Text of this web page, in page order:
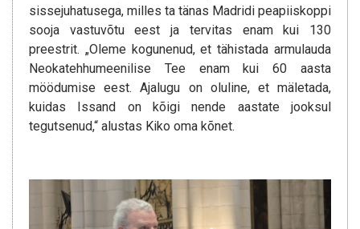
sissejuhatusega, milles ta tänas Madridi peapiiskoppi
sooja vastuvõtu eest ja tervitas enam kui 130
preestrit. „Oleme kogunenud, et tähistada armulauda
Neokatehhumeenilise Tee enam kui 60 aasta
möödumise eest. Ajalugu on oluline, et mäletada,
kuidas Issand on kõigi nende aastate jooksul
tegutsenud,“ alustas Kiko oma kõnet.